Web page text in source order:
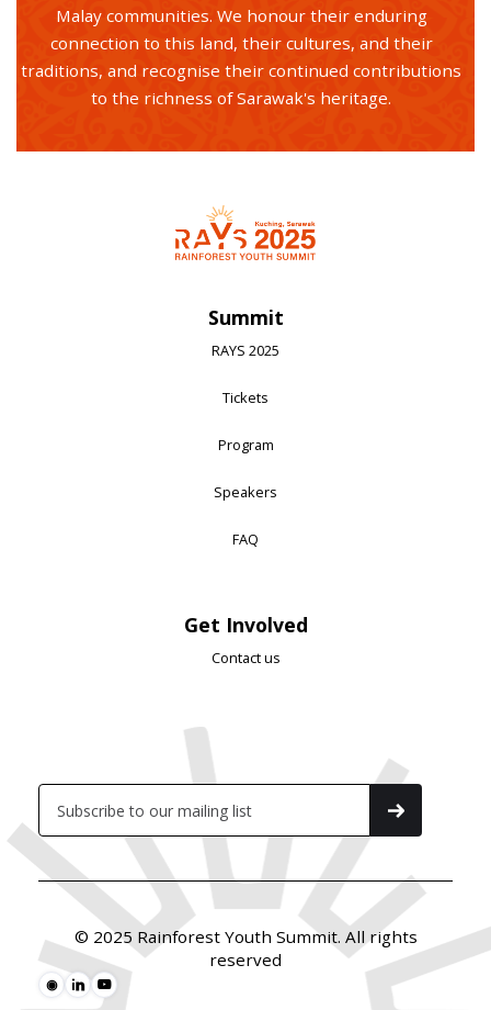
Malay communities. We honour their enduring
connection to this land, their cultures, and their
traditions, and recognise their continued contributions
to the richness of Sarawak's heritage.
Summit
RAYS 2025
Tickets
Program
Speakers
FAQ
Get Involved
Contact us
© 2025 Rainforest Youth Summit. All rights
reserved
◉  